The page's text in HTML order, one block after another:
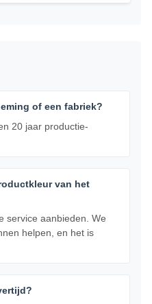
of een fabriek?
20 jaar productie-
van het
service aanbieden. We
helpen, en het is